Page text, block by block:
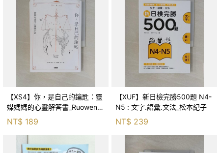
【XS4】你，是自己的鑰匙：靈
媒媽媽的心靈解答書_Ruowen
Huang
NT$ 189
【XUF】新日檢完勝500題 N4-
N5 : 文字.語彙.文法_松本紀子
NT$ 239